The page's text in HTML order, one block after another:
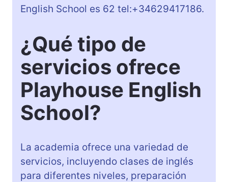
English School es 62 tel:+34629417186.
¿Qué tipo de
servicios ofrece
Playhouse English
School?
La academia ofrece una variedad de
servicios, incluyendo clases de inglés
para diferentes niveles, preparación